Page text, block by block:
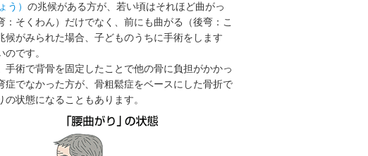
う） の兆候がある方が、若い頃はそれほど曲がっ
そくわん）だけでなく、前にも曲がる（後弯：こ
がみられた場合、子どものうちに手術をします
です。
術で背骨を固定したことで他の骨に負担がかかっ
でなかった方が、骨粗鬆症をベースにした骨折で
状態になることもあります。